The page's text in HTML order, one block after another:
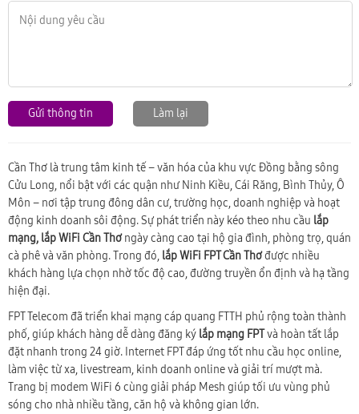
Gửi thông tin Làm lại
Cần Thơ là trung tâm kinh tế – văn hóa của khu vực Đồng bằng sông
Cửu Long, nổi bật với các quận như Ninh Kiều, Cái Răng, Bình Thủy, Ô
Môn – nơi tập trung đông dân cư, trường học, doanh nghiệp và hoạt
động kinh doanh sôi động. Sự phát triển này kéo theo nhu cầu lắp
mạng, lắp WiFi Cần Thơngày càng cao tại hộ gia đình, phòng trọ, quán
cà phê và văn phòng. Trong đó, lắp WiFi FPT Cần Thơđược nhiều
khách hàng lựa chọn nhờ tốc độ cao, đường truyền ổn định và hạ tầng
hiện đại.
FPT Telecom đã triển khai mạng cáp quang FTTH phủ rộng toàn thành
phố, giúp khách hàng dễ dàng đăng ký lắp mạng FPTvà hoàn tất lắp
đặt nhanh trong 24 giờ. Internet FPT đáp ứng tốt nhu cầu học online,
làm việc từ xa, livestream, kinh doanh online và giải trí mượt mà.
Trang bị modem WiFi 6 cùng giải pháp Mesh giúp tối ưu vùng phủ
sóng cho nhà nhiều tầng, căn hộ và không gian lớn.